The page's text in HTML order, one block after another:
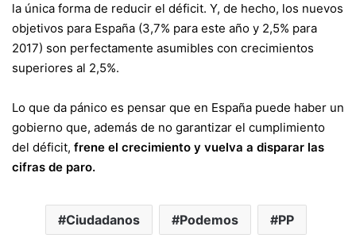
la única forma de reducir el déficit. Y, de hecho, los nuevos
objetivos para España (3,7% para este año y 2,5% para
2017) son perfectamente asumibles con crecimientos
superiores al 2,5%.
Lo que da pánico es pensar que en España puede haber un
gobierno que, además de no garantizar el cumplimiento
del déficit, frene el crecimiento y vuelva a disparar las
cifras de paro.
Ciudadanos Podemos PP